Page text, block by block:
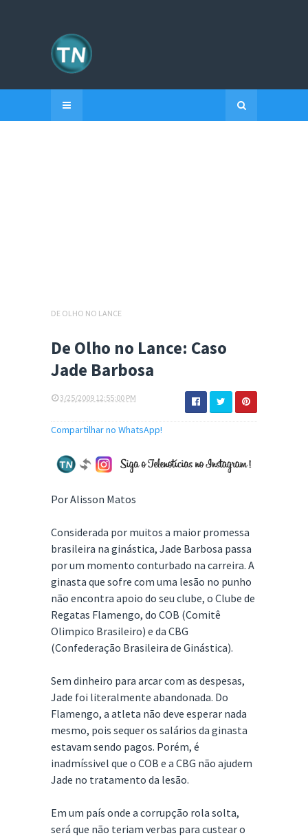
DE OLHO NO LANCE
De Olho no Lance: Caso
Jade Barbosa
3/25/2009 12:55:00 PM
Compartilhar no WhatsApp!
Por Alisson Matos
Considerada por muitos a maior promessa
brasileira na ginástica, Jade Barbosa passa
por um momento conturbado na carreira. A
ginasta que sofre com uma lesão no punho
não encontra apoio do seu clube, o Clube de
Regatas Flamengo, do COB (Comitê
Olimpico Brasileiro) e da CBG
(Confederação Brasileira de Ginástica).
Sem dinheiro para arcar com as despesas,
Jade foi literalmente abandonada. Do
Flamengo, a atleta não deve esperar nada
mesmo, pois sequer os salários da ginasta
estavam sendo pagos. Porém, é
inadmíssivel que o COB e a CBG não ajudem
Jade no tratamento da lesão.
Em um país onde a corrupção rola solta,
será que não teriam verbas para custear o